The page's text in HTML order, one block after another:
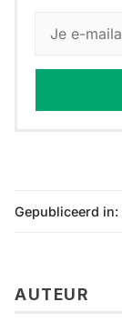
Gepubliceerd in:
AUTEUR